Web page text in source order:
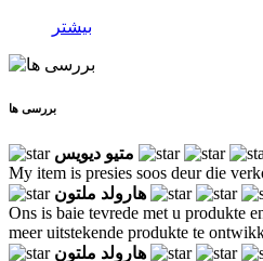
بیشتر
بررسی ها
متیو دیویس
My item is presies soos deur die
هارولد ملتون
Ons is baie tevrede met u produkte
meer uitstekende produkte te
هارولد ملتون